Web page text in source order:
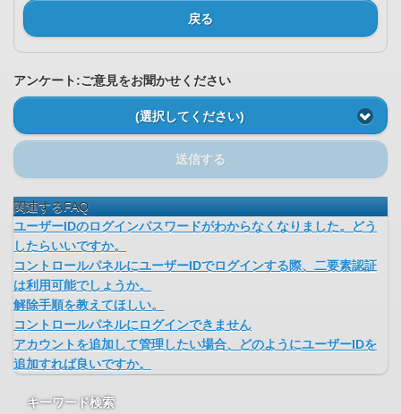
戻る
アンケート:ご意見をお聞かせください
(選択してください)
送信する
関連するFAQ
ユーザーIDのログインパスワードがわからなくなりました。どう
したらいいですか。
コントロールパネルにユーザーIDでログインする際、二要素認証
は利用可能でしょうか。
解除手順を教えてほしい。
コントロールパネルにログインできません
アカウントを追加して管理したい場合、どのようにユーザーIDを
追加すれば良いですか。
キーワード検索